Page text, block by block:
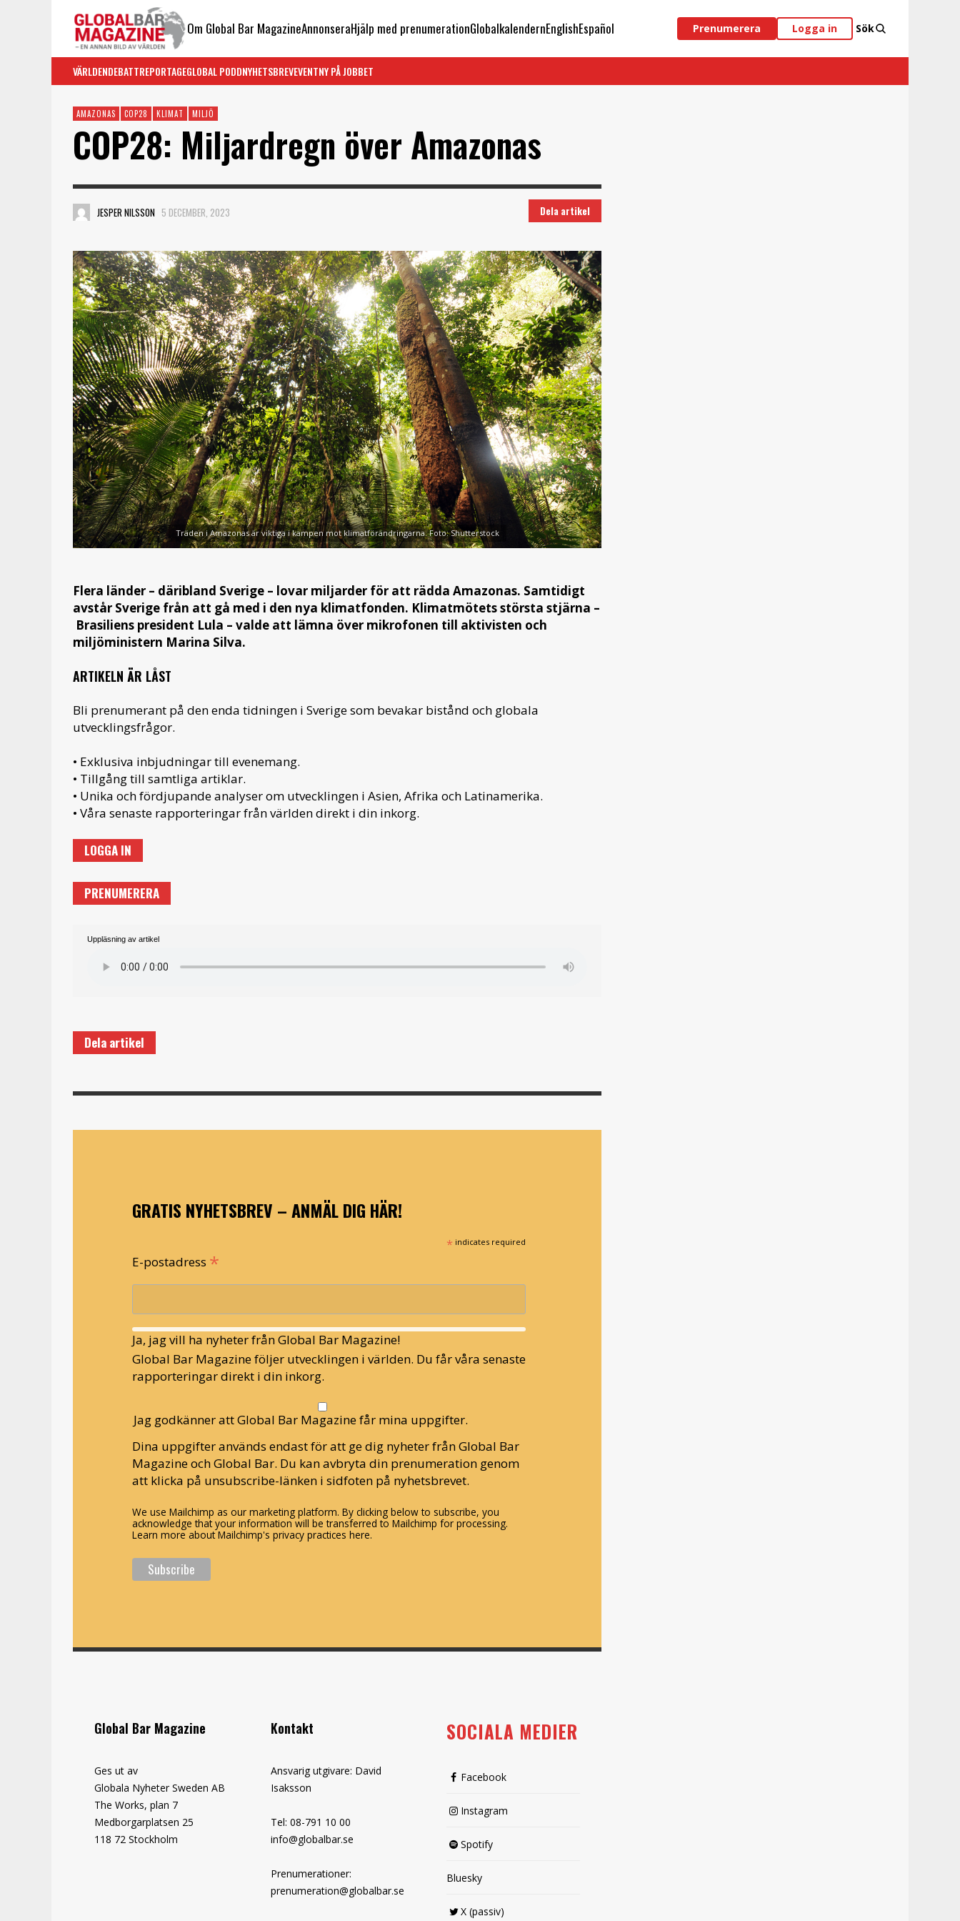
Om Global Bar MagazineAnnonseraHjälp med prenumerationGlobalkalendernEnglishEspañol Prenumerera Logga in Sök
VÄRLDENDEBATTREPORTAGEGLOBAL PODDNYHETSBREVEVENTNY PÅ JOBBET
AMAZONAS COP28 KLIMAT MILJÖ
COP28: Miljardregn över Amazonas
JESPER NILSSON 5 DECEMBER, 2023 Dela artikel
Träden i Amazonas är viktiga i kampen mot klimatförändringarna. Foto: Shutterstock
Flera länder – däribland Sverige – lovar miljarder för att rädda Amazonas. Samtidigt
avstår Sverige från att gå med i den nya klimatfonden. Klimatmötets största stjärna –
Brasiliens president Lula – valde att lämna över mikrofonen till aktivisten och
miljöministern Marina Silva.
ARTIKELN ÄR LÅST
Bli prenumerant på den enda tidningen i Sverige som bevakar bistånd och globala
utvecklingsfrågor.
• Exklusiva inbjudningar till evenemang.
• Tillgång till samtliga artiklar.
• Unika och fördjupande analyser om utvecklingen i Asien, Afrika och Latinamerika.
• Våra senaste rapporteringar från världen direkt i din inkorg.
LOGGA IN
PRENUMERERA
Uppläsning av artikel
Dela artikel
GRATIS NYHETSBREV – ANMÄL DIG HÄR!
* indicates required
E-postadress *
Ja, jag vill ha nyheter från Global Bar Magazine!
Global Bar Magazine följer utvecklingen i världen. Du får våra senaste
rapporteringar direkt i din inkorg.
Jag godkänner att Global Bar Magazine får mina uppgifter.
Dina uppgifter används endast för att ge dig nyheter från Global Bar
Magazine och Global Bar. Du kan avbryta din prenumeration genom
att klicka på unsubscribe-länken i sidfoten på nyhetsbrevet.
We use Mailchimp as our marketing platform. By clicking below to subscribe, you
acknowledge that your information will be transferred to Mailchimp for processing.
Learn more about Mailchimp's privacy practices here.
Global Bar Magazine
Ges ut av
Globala Nyheter Sweden AB
The Works, plan 7
Medborgarplatsen 25
118 72 Stockholm
Kontakt
Ansvarig utgivare: David
Isaksson
Tel: 08-791 10 00
info@globalbar.se
Prenumerationer:
prenumeration@globalbar.se
SOCIALA MEDIER
Facebook
Instagram
Spotify
Bluesky
X (passiv)